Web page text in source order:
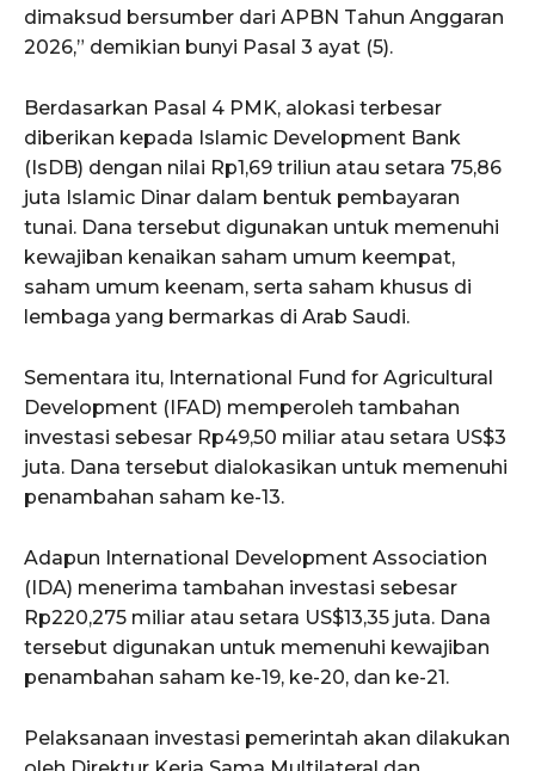
dimaksud bersumber dari APBN Tahun Anggaran
2026,” demikian bunyi Pasal 3 ayat (5).
Berdasarkan Pasal 4 PMK, alokasi terbesar
diberikan kepada Islamic Development Bank
(IsDB) dengan nilai Rp1,69 triliun atau setara 75,86
juta Islamic Dinar dalam bentuk pembayaran
tunai. Dana tersebut digunakan untuk memenuhi
kewajiban kenaikan saham umum keempat,
saham umum keenam, serta saham khusus di
lembaga yang bermarkas di Arab Saudi.
Sementara itu, International Fund for Agricultural
Development (IFAD) memperoleh tambahan
investasi sebesar Rp49,50 miliar atau setara US$3
juta. Dana tersebut dialokasikan untuk memenuhi
penambahan saham ke-13.
Adapun International Development Association
(IDA) menerima tambahan investasi sebesar
Rp220,275 miliar atau setara US$13,35 juta. Dana
tersebut digunakan untuk memenuhi kewajiban
penambahan saham ke-19, ke-20, dan ke-21.
Pelaksanaan investasi pemerintah akan dilakukan